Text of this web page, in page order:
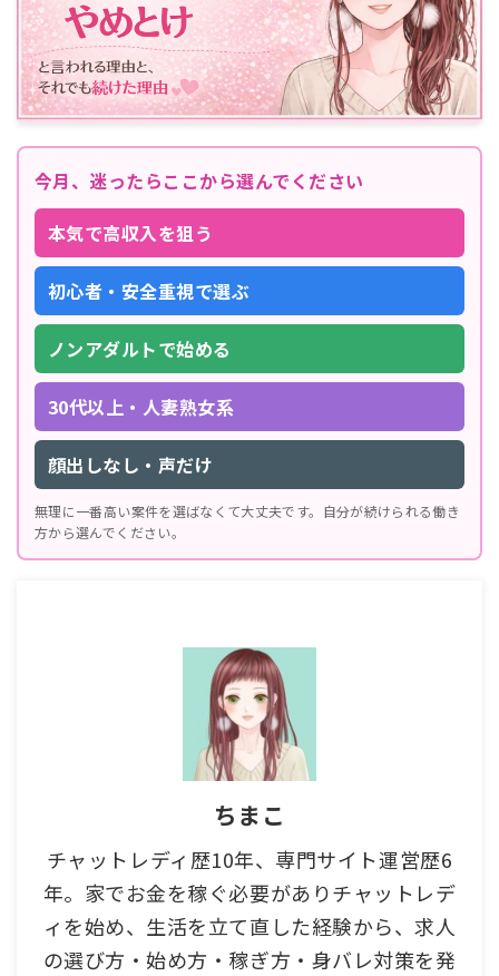
今月、迷ったらここから選んでください
本気で高収入を狙う
初心者・安全重視で選ぶ
ノンアダルトで始める
30代以上・人妻熟女系
顔出しなし・声だけ
無理に一番高い案件を選ばなくて大丈夫です。自分が続けられる働き
方から選んでください。
ちまこ
チャットレディ歴10年、専門サイト運営歴6
年。家でお金を稼ぐ必要がありチャットレデ
ィを始め、生活を立て直した経験から、求人
の選び方・始め方・稼ぎ方・身バレ対策を発